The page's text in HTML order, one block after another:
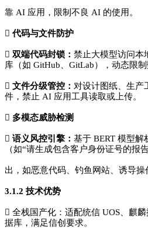
靠 AI 应用，限制不良 AI 的使用。
 代码与文件防护
 双端代码封锁： 禁止大模型访问本
库（如 GitHub、GitLab），动态限制
 文件分级管控： 对设计图纸、生产
件，禁止 AI 应用工具读取或上传。
 多模态威胁检测
 语义风控引擎： 基于 BERT 模型解
（如“请生成包含客户身份证号的报
出，如恶意代码、钓鱼网站、诱导操
3.1.2 技术优势
 全栈国产化：适配统信 UOS、麒
据库，满足信创要求。